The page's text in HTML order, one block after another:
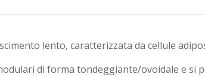
lento, caratterizzata da cellule
di forma tondeggiante/ovoidale e si